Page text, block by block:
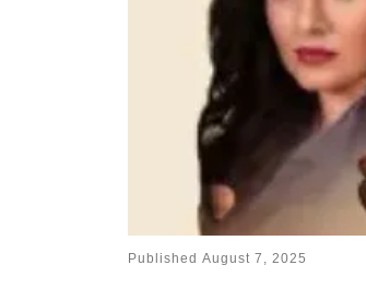
Published August 7, 2025